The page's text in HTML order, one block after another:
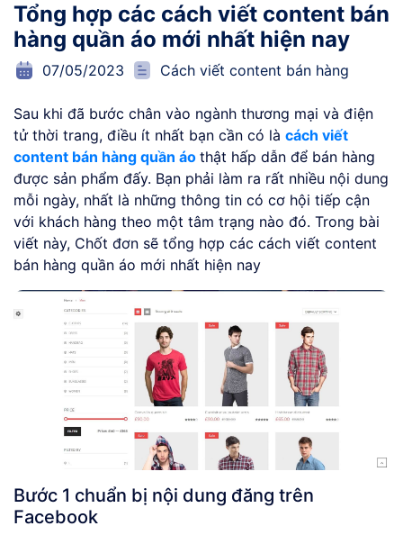
Tổng hợp các cách viết content bán
hàng quần áo mới nhất hiện nay
07/05/2023 Cách viết content bán hàng
Sau khi đã bước chân vào ngành thương mại và điện
tử thời trang, điều ít nhất bạn cần có là cách viết
content bán hàng quần áo thật hấp dẫn để bán hàng
được sản phẩm đấy. Bạn phải làm ra rất nhiều nội dung
mỗi ngày, nhất là những thông tin có cơ hội tiếp cận
với khách hàng theo một tâm trạng nào đó. Trong bài
viết này, Chốt đơn sẽ tổng hợp các cách viết content
bán hàng quần áo mới nhất hiện nay
Bước 1 chuẩn bị nội dung đăng trên
Facebook